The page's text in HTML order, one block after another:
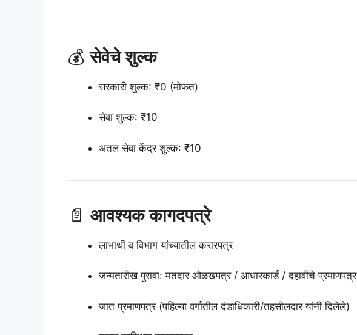
💰सेवेचे शुल्क
सरकारी शुल्क: ₹0 (मोफत)
सेवा शुल्क: ₹10
अतल सेवा केंद्र शुल्क: ₹10
📄 आवश्यक कागदपत्रे
लाभार्थी व विभाग यांच्यातील करारपत्र
जन्मतारीख पुरावा: मतदार ओळखपत्र / आधारकार्ड / दहावीचे प्रमाणपत्र
जात प्रमाणपत्र (पहिल्या वर्गातील दंडाधिकारी/तहसीलदार यांनी दिलेले)